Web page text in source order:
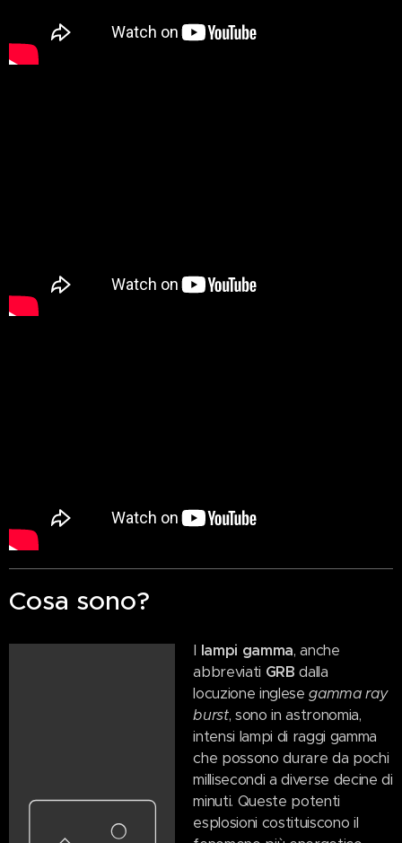
Cosa sono?
I lampi gamma, anche
abbreviati GRB dalla
locuzione inglesegamma ray
burst, sono in astronomia,
intensi lampi di raggi gamma
che possono durare da pochi
millisecondi a diverse decine di
minuti. Queste potenti
esplosioni costituiscono il